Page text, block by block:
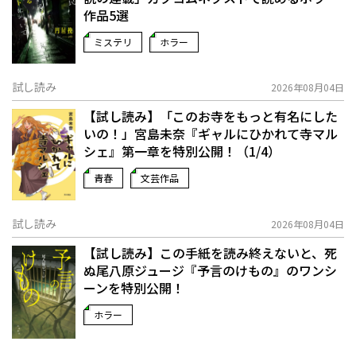
作品5選
ミステリ ホラー
試し読み 2026年08月04日
【試し読み】「このお寺をもっと有名にした
いの！」宮島未奈『ギャルにひかれて寺マル
シェ』第一章を特別公開！（1/4）
青春 文芸作品
試し読み 2026年08月04日
【試し読み】この手紙を読み終えないと、死
ぬ――尾八原ジュージ『予言のけもの』のワンシ
ーンを特別公開！
ホラー